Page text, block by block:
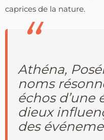
caprices de la nature.
Athéna,
noms
échos d’une
dieux
des